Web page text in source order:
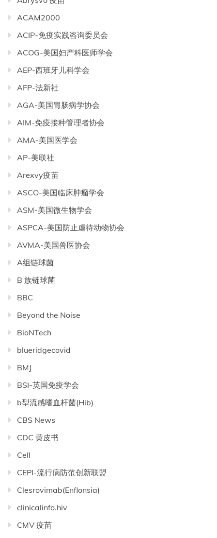
ACAM2000
ACIP-免疫实践咨询委员会
ACOG-美国妇产科医师学会
AEP-西班牙儿科学会
AFP-法新社
AGA-美国胃肠病学协会
AIM-免疫接种管理者协会
AMA-美国医学会
AP-美联社
Arexvy疫苗
ASCO-美国临床肿瘤学会
ASM-美国微生物学会
ASPCA-美国防止虐待动物协会
AVMA-美国兽医协会
A组链球菌
B 族链球菌
BBC
Beyond the Noise
BioNTech
blueridgecovid
BMJ
BSI-英国免疫学会
b型流感嗜血杆菌(Hib)
CBS News
CDC 黄皮书
Cell
CEPI-流行病防范创新联盟
Clesrovimab(Enflonsia)
clinicalinfo.hiv
CMV 疫苗